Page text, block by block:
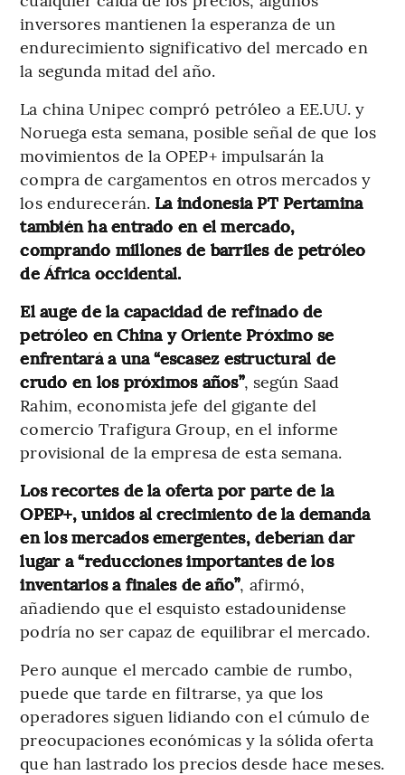
inversores mantienen la esperanza de un
endurecimiento significativo del mercado en
la segunda mitad del año.
La china Unipec compró petróleo a EE.UU. y
Noruega esta semana, posible señal de que los
movimientos de la OPEP+ impulsarán la
compra de cargamentos en otros mercados y
los endurecerán. La indonesia PT Pertamina
también ha entrado en el mercado,
comprando millones de barriles de petróleo
de África occidental.
El auge de la capacidad de refinado de
petróleo en China y Oriente Próximo se
enfrentará a una “escasez estructural de
crudo en los próximos años”, según Saad
Rahim, economista jefe del gigante del
comercio Trafigura Group, en el informe
provisional de la empresa de esta semana.
Los recortes de la oferta por parte de la
OPEP+, unidos al crecimiento de la demanda
en los mercados emergentes, deberían dar
lugar a “reducciones importantes de los
inventarios a finales de año”, afirmó,
añadiendo que el esquisto estadounidense
podría no ser capaz de equilibrar el mercado.
Pero aunque el mercado cambie de rumbo,
puede que tarde en filtrarse, ya que los
operadores siguen lidiando con el cúmulo de
preocupaciones económicas y la sólida oferta
que han lastrado los precios desde hace meses.